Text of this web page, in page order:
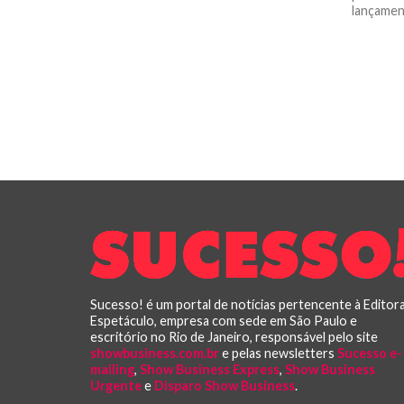
Sucesso! é um portal de notícias pertencente à Editora
Espetáculo, empresa com sede em São Paulo e
escritório no Rio de Janeiro, responsável pelo site
showbusiness.com.bre pelas newsletters Sucesso e-
mailing, Show Business Express, Show Business
Urgentee Disparo Show Business.